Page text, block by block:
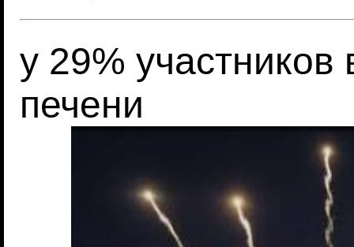
у 29% участников
печени